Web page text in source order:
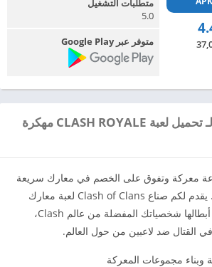
متطلبات التشغيل
5.0
متوفر عبر Google Play
التفاصيل والمراجعة لـ تحميل لعبة CLASH ROYALE مهكرة
معركة وتفوق على الخصم في معارك سريعة
تجري في الوقت الفعلي. يقدم لكم صناع Clash of Clans لعبة معارك
تجري في الوقت الفعلي أبطالها شخصياتك المفضلة من عالم Clash،
القتال ضد لاعبين من حول العالم.
وبناء مجموعات المعركة